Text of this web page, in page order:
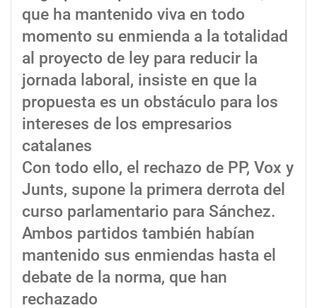
que ha mantenido viva en todo
momento su enmienda a la totalidad
al proyecto de ley para reducir la
jornada laboral, insiste en que la
propuesta es un obstáculo para los
intereses de los empresarios
catalanes
Con todo ello, el rechazo de PP, Vox y
Junts, supone la primera derrota del
curso parlamentario para Sánchez.
Ambos partidos también habían
mantenido sus enmiendas hasta el
debate de la norma, que han
rechazado